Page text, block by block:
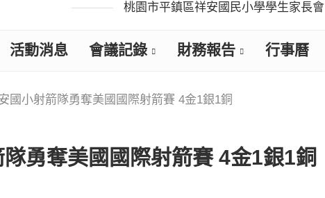
桃園市平鎮區祥安國民小學學生家長會
活動消息 會議記錄 財務報告 行事曆
國小射箭隊勇奪美國國際射箭賽 4金1銀1銅
勇奪美國國際射箭賽 4金1銀1銅